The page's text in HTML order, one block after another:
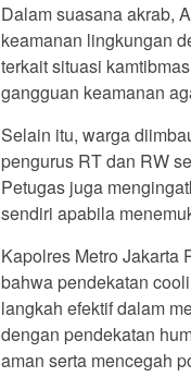
Dalam suasana akrab,
keamanan lingkungan
terkait situasi
gangguan keamanan
Selain itu, warga
pengurus RT dan RW
Petugas juga
sendiri apabila
Kapolres Metro Jakarta
bahwa pendekatan
langkah efektif dalam
dengan pendekatan
aman serta mencegah